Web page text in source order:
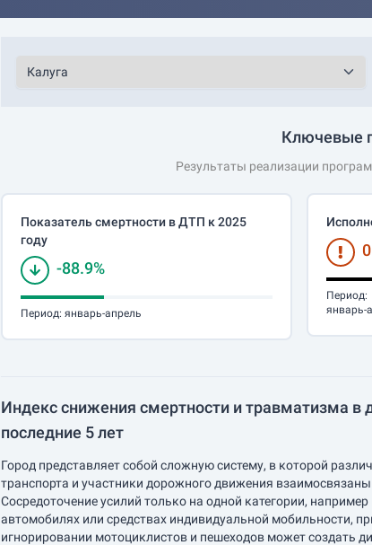
Ключевые
Результаты реализации
Показатель смертности в ДТП к 2025
году
-88.9%
Период: январь-апрель
Период:
январь-
Индекс снижения смертности и травматизма в
последние 5 лет
Город представляет собой сложную систему, в которой
транспорта и участники дорожного движения взаимосвязаны.
Сосредоточение усилий только на одной категории, например
автомобилях или средствах индивидуальной мобильности,
игнорировании мотоциклистов и пешеходов может создать